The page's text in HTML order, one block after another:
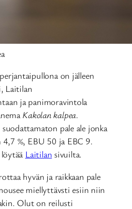
on jälleen
Laitilan
ja panimoravintola
Kakolan kalpea.
pale ale jonka
%, EBU 50 ja EBC 9.
Laitilan sivuilta.
hyvän ja raikkaan pale
miellyttävsti esiin niin
Olut on reilusti